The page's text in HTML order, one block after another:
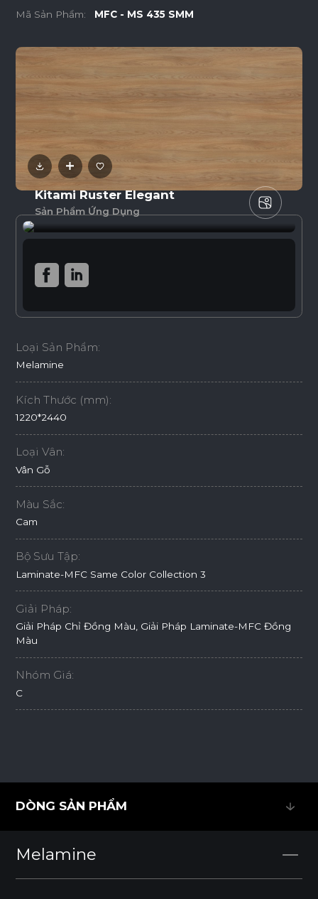
Mã Sản Phẩm: MFC - MS 435 SMM
Kitami Ruster Elegant
Sản Phẩm Ứng Dụng
Loại Sản Phẩm:
Melamine
Kích Thước (mm):
1220*2440
Loại Vân:
Vân Gỗ
Màu Sắc:
Cam
Bộ Sưu Tập:
Laminate-MFC Same Color Collection 3
Giải Pháp:
Giải Pháp Chỉ Đồng Màu, Giải Pháp Laminate-MFC Đồng
Màu
Nhóm Giá:
C
DÒNG SẢN PHẨM
Melamine